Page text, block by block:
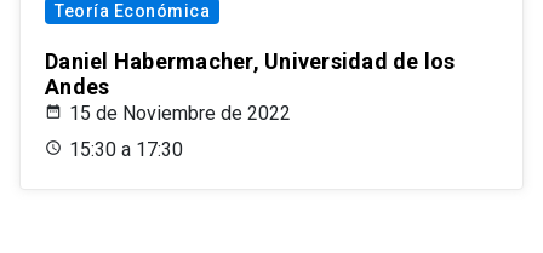
Teoría Económica
Daniel Habermacher, Universidad de los
Andes
15 de Noviembre de 2022
15:30 a 17:30